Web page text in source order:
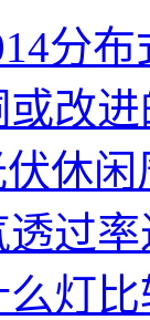
分
或改
伏休
过
灯